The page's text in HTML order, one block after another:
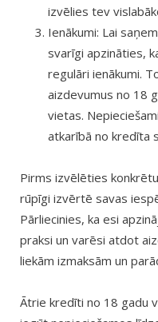
izvēlies tev
Ienākumi: Lai
svarīgi apzināties,
regulāri ienākumi.
aizdevumus no 18
vietas.
atkarībā no kredīta
Pirms izvēlēties
rūpīgi izvērtē savas
Pārliecinies, ka esi
praksi un varēsi atdot
liekām izmaksām un
Ātrie kredīti no 18 gadu